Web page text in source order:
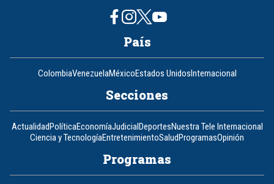
País
ColombiaVenezuelaMéxicoEstados UnidosInternacional
Secciones
ActualidadPolíticaEconomíaJudicialDeportesNuestra Tele Internacional
Ciencia y TecnologíaEntretenimientoSaludProgramasOpinión
Programas